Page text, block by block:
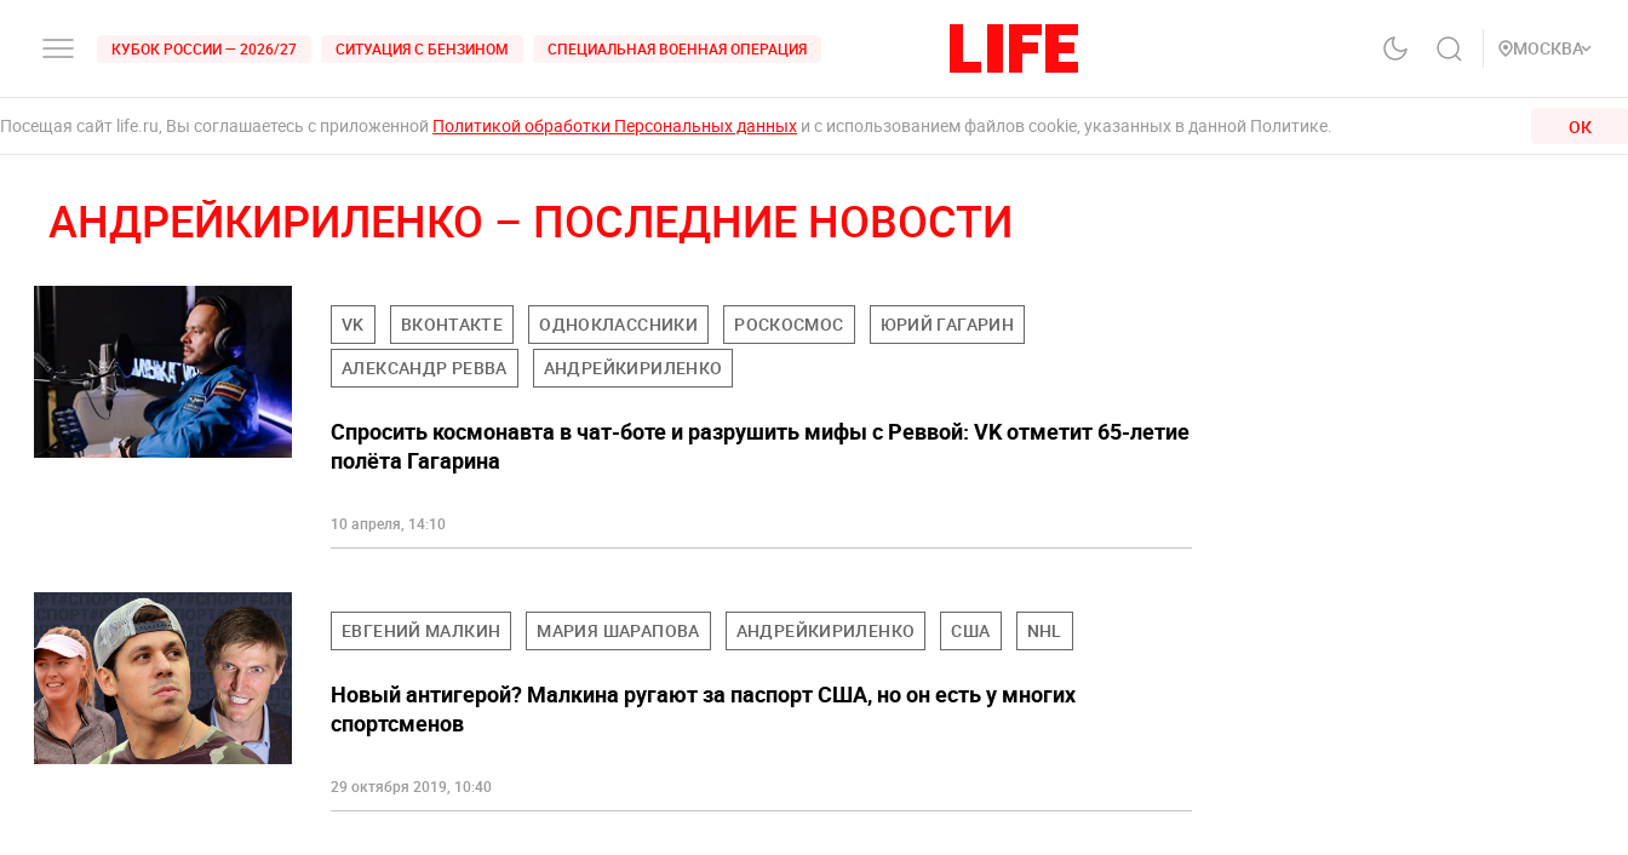
КУБОК РОССИИ — 2026/27 СИТУАЦИЯ С БЕНЗИНОМ СПЕЦИАЛЬНАЯ ВОЕННАЯ ОПЕРАЦИЯ МОСКВА
Посещая сайт life.ru, Вы соглашаетесь с приложенной Политикой обработки Персональных данных и с использованием файлов cookie, указанных в данной Политике. ОК
АНДРЕЙКИРИЛЕНКО – ПОСЛЕДНИЕ НОВОСТИ
VK ВКОНТАКТЕ ОДНОКЛАССНИКИ РОСКОСМОС
ЮРИЙ ГАГАРИН
АЛЕКСАНДР РЕВВА
АНДРЕЙКИРИЛЕНКО
Спросить космонавта в чат-боте и разрушить мифы с Реввой: VK отметит 65-летие
полёта Гагарина
10 апреля, 14:10
ЕВГЕНИЙ МАЛКИН МАРИЯ ШАРАПОВА АНДРЕЙКИРИЛЕНКО США NHL
Новый антигерой? Малкина ругают за паспорт США, но он есть у многих
спортсменов
29 октября 2019, 10:40